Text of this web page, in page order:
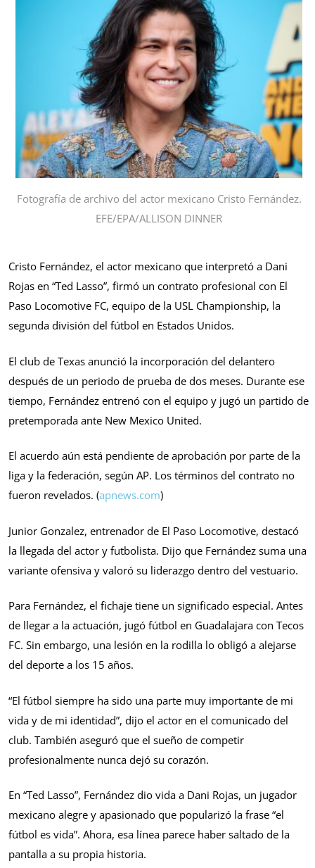
Fotografía de archivo del actor mexicano Cristo Fernández.
EFE/EPA/ALLISON DINNER
Cristo Fernández, el actor mexicano que interpretó a Dani
Rojas en “Ted Lasso”, firmó un contrato profesional con El
Paso Locomotive FC, equipo de la USL Championship, la
segunda división del fútbol en Estados Unidos.
El club de Texas anunció la incorporación del delantero
después de un periodo de prueba de dos meses. Durante ese
tiempo, Fernández entrenó con el equipo y jugó un partido de
pretemporada ante New Mexico United.
El acuerdo aún está pendiente de aprobación por parte de la
liga y la federación, según AP. Los términos del contrato no
fueron revelados. (apnews.com)
Junior Gonzalez, entrenador de El Paso Locomotive, destacó
la llegada del actor y futbolista. Dijo que Fernández suma una
variante ofensiva y valoró su liderazgo dentro del vestuario.
Para Fernández, el fichaje tiene un significado especial. Antes
de llegar a la actuación, jugó fútbol en Guadalajara con Tecos
FC. Sin embargo, una lesión en la rodilla lo obligó a alejarse
del deporte a los 15 años.
“El fútbol siempre ha sido una parte muy importante de mi
vida y de mi identidad”, dijo el actor en el comunicado del
club. También aseguró que el sueño de competir
profesionalmente nunca dejó su corazón.
En “Ted Lasso”, Fernández dio vida a Dani Rojas, un jugador
mexicano alegre y apasionado que popularizó la frase “el
fútbol es vida”. Ahora, esa línea parece haber saltado de la
pantalla a su propia historia.